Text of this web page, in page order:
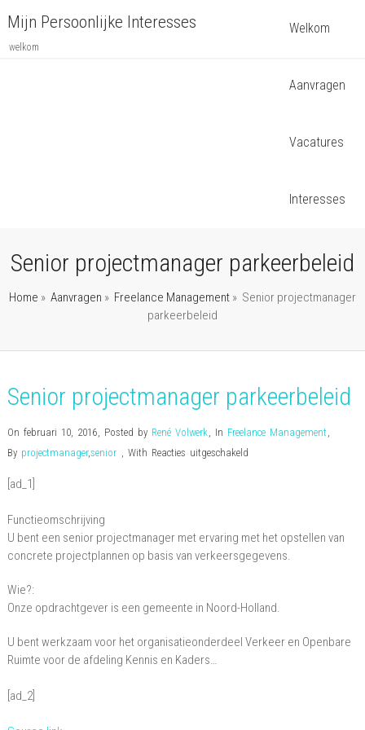
Mijn Persoonlijke Interesses
welkom
Welkom
Aanvragen
Vacatures
Interesses
Senior projectmanager parkeerbeleid
Home » Aanvragen » Freelance Management » Senior projectmanager
parkeerbeleid
Senior projectmanager parkeerbeleid
On februari 10, 2016, Posted by René Volwerk, In Freelance Management ,
By projectmanager,senior , With Reacties uitgeschakeldvoor
[ad_1]
Functieomschrijving
U bent een senior projectmanager met ervaring met het opstellen van
concrete projectplannen op basis van verkeersgegevens.
Wie?:
Onze opdrachtgever is een gemeente in Noord-Holland.
U bent werkzaam voor het organisatieonderdeel Verkeer en Openbare
Ruimte voor de afdeling Kennis en Kaders…
[ad_2]